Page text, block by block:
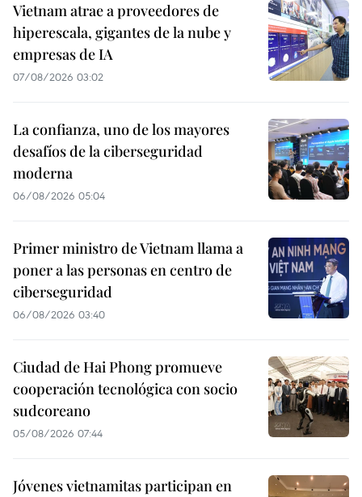
Vietnam atrae a proveedores de
hiperescala, gigantes de la nube y
empresas de IA
07/08/2026 03:02
La confianza, uno de los mayores
desafíos de la ciberseguridad
moderna
06/08/2026 05:04
Primer ministro de Vietnam llama a
poner a las personas en centro de
ciberseguridad
06/08/2026 03:40
Ciudad de Hai Phong promueve
cooperación tecnológica con socio
sudcoreano
05/08/2026 07:44
Jóvenes vietnamitas participan en